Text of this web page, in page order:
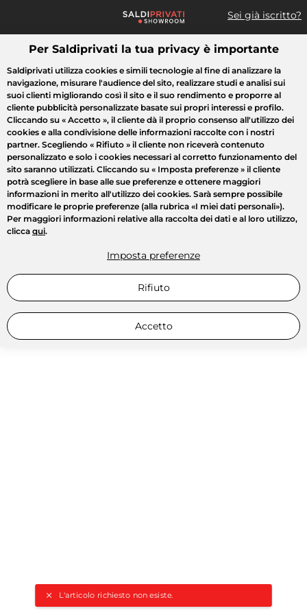
Sei già iscritto?
Cosa cerchi?
L'articolo richiesto non esiste.
Tutte le vendite Moda Casa Bellezza Elettrodomestici
Per Saldiprivati la tua privacy è importante
Saldiprivati utilizza cookies e simili tecnologie al fine di analizzare la
navigazione, misurare l'audience del sito, realizzare studi e analisi sui
suoi clienti migliorando così il sito e il suo rendimento e proporre al
cliente pubblicità personalizzate basate sui propri interessi e profilo.
Cliccando su « Accetto », il cliente dà il proprio consenso all'utilizzo dei
cookies e alla condivisione delle informazioni raccolte con i nostri
partner. Scegliendo « Rifiuto » il cliente non riceverà contenuto
personalizzato e solo i cookies necessari al corretto funzionamento del
sito saranno utilizzati. Cliccando su « Imposta preferenze » il cliente
potrà scegliere in base alle sue preferenze e ottenere maggiori
informazioni in merito all'utilizzo dei cookies. Sarà sempre possibile
modificare le proprie preferenze (alla rubrica «I miei dati personali»).
Per maggiori informazioni relative alla raccolta dei dati e al loro utilizzo,
clicca qui.
Imposta preferenze
Rifiuto
Accetto